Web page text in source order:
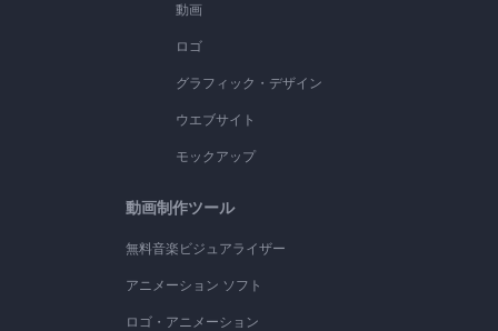
動画
ロゴ
グラフィック・デザイン
ウエブサイト
モックアップ
動画制作ツール
無料音楽ビジュアライザー
アニメーション ソフト
ロゴ・アニメーション